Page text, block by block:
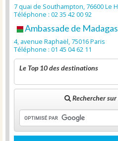
7 quai de Southampton, 76600 Le
Téléphone : 02 35 42 00 92
Ambassade de
4, avenue Raphaël, 75016 Paris
Téléphone : 01 45 04 62 11
Le Top 10 des destinations
Rechercher